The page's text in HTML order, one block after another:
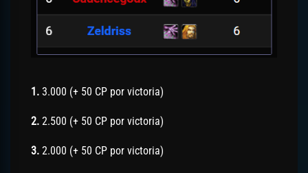
1. 3.000 (+ 50 CP por victoria)
2. 2.500 (+ 50 CP por victoria)
3. 2.000 (+ 50 CP por victoria)